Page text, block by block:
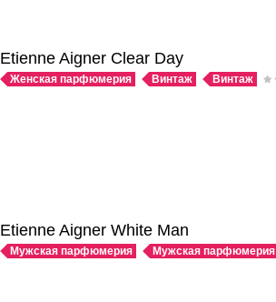
Etienne Aigner Clear Day
Женская парфюмерия Винтаж Винтаж
Etienne Aigner White Man
Мужская парфюмерия Мужская парфюмерия